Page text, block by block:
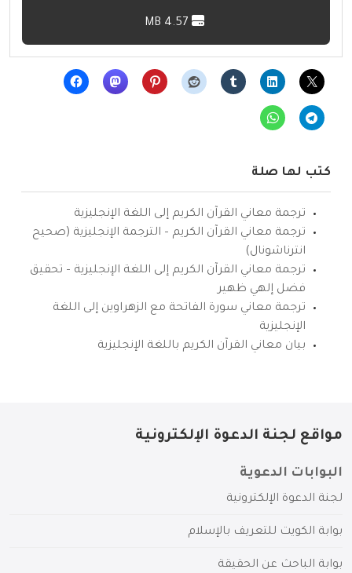
كتب لها صلة
ترجمة معاني القرآن الكريم إلى اللغة الإنجليزية
ترجمة معاني القرآن الكريم – الترجمة الإنجليزية (صحيح
انترناشونال)
ترجمة معاني القرآن الكريم إلى اللغة الإنجليزية – تحقيق
فضل إلهي ظهير
ترجمة معاني سورة الفاتحة مع الزهراوين إلى اللغة
الإنجليزية
بيان معاني القرآن الكريم باللغة الإنجليزية
مواقع لجنة الدعوة الإلكترونية
البوابات الدعوية
لجنة الدعوة الإلكترونية
بوابة الكويت للتعريف بالإسلام
بوابة الباحث عن الحقيقة